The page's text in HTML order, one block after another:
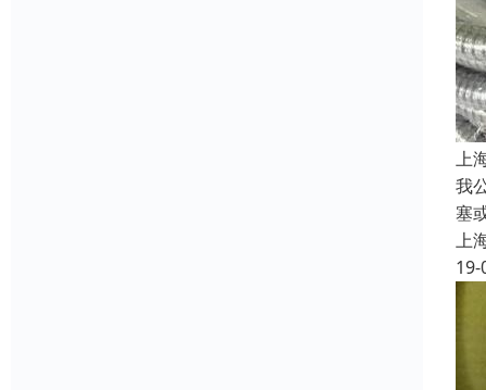
上
我
塞
上
19-